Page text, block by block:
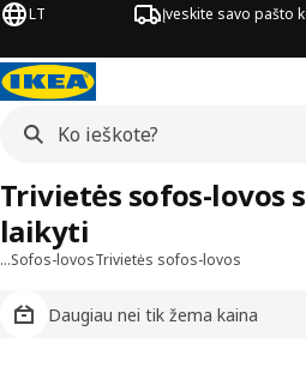
LT Įveskite savo pašto
…Sofos-lovosTrivietės sofos-lovos
Daugiau nei tik žema kaina
Trivietės sofos-lovos
laikyti